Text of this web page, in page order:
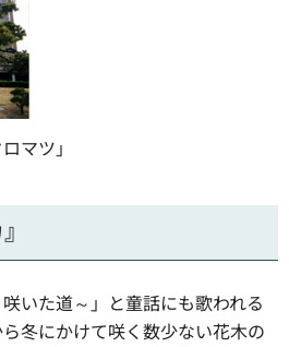
マツ」
いた道～」と童話にも歌われる
冬にかけて咲く数少ない花木の